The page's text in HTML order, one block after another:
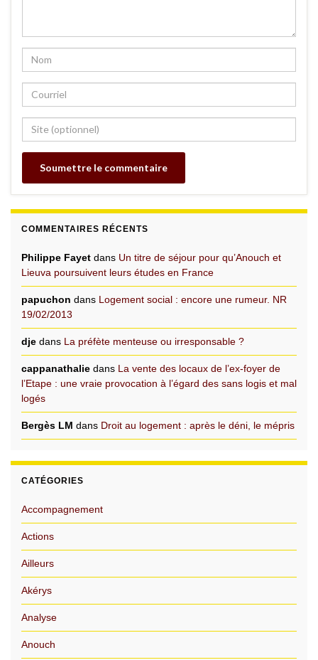
COMMENTAIRES RÉCENTS
Philippe Fayet dans Un titre de séjour pour qu’Anouch et
Lieuva poursuivent leurs études en France
papuchon dans Logement social : encore une rumeur. NR
19/02/2013
dje dans La préfète menteuse ou irresponsable ?
cappanathalie dans La vente des locaux de l’ex-foyer de
l’Etape : une vraie provocation à l’égard des sans logis et mal
logés
Bergès LM dans Droit au logement : après le déni, le mépris
CATÉGORIES
Accompagnement
Actions
Ailleurs
Akérys
Analyse
Anouch